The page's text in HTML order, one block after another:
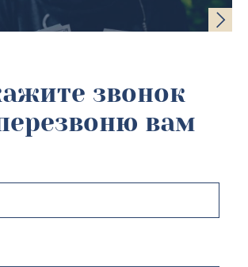
звонок
вам